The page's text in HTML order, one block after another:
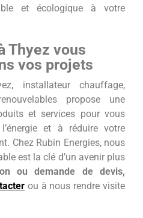
et écologique à votre
Thyez vous
vos projets
installateur chauffage,
propose une
et services pour vous
et à réduire votre
Chez Rubin Energies, nous
est la clé d’un avenir plus
ou demande de devis,
ou à nous rendre visite